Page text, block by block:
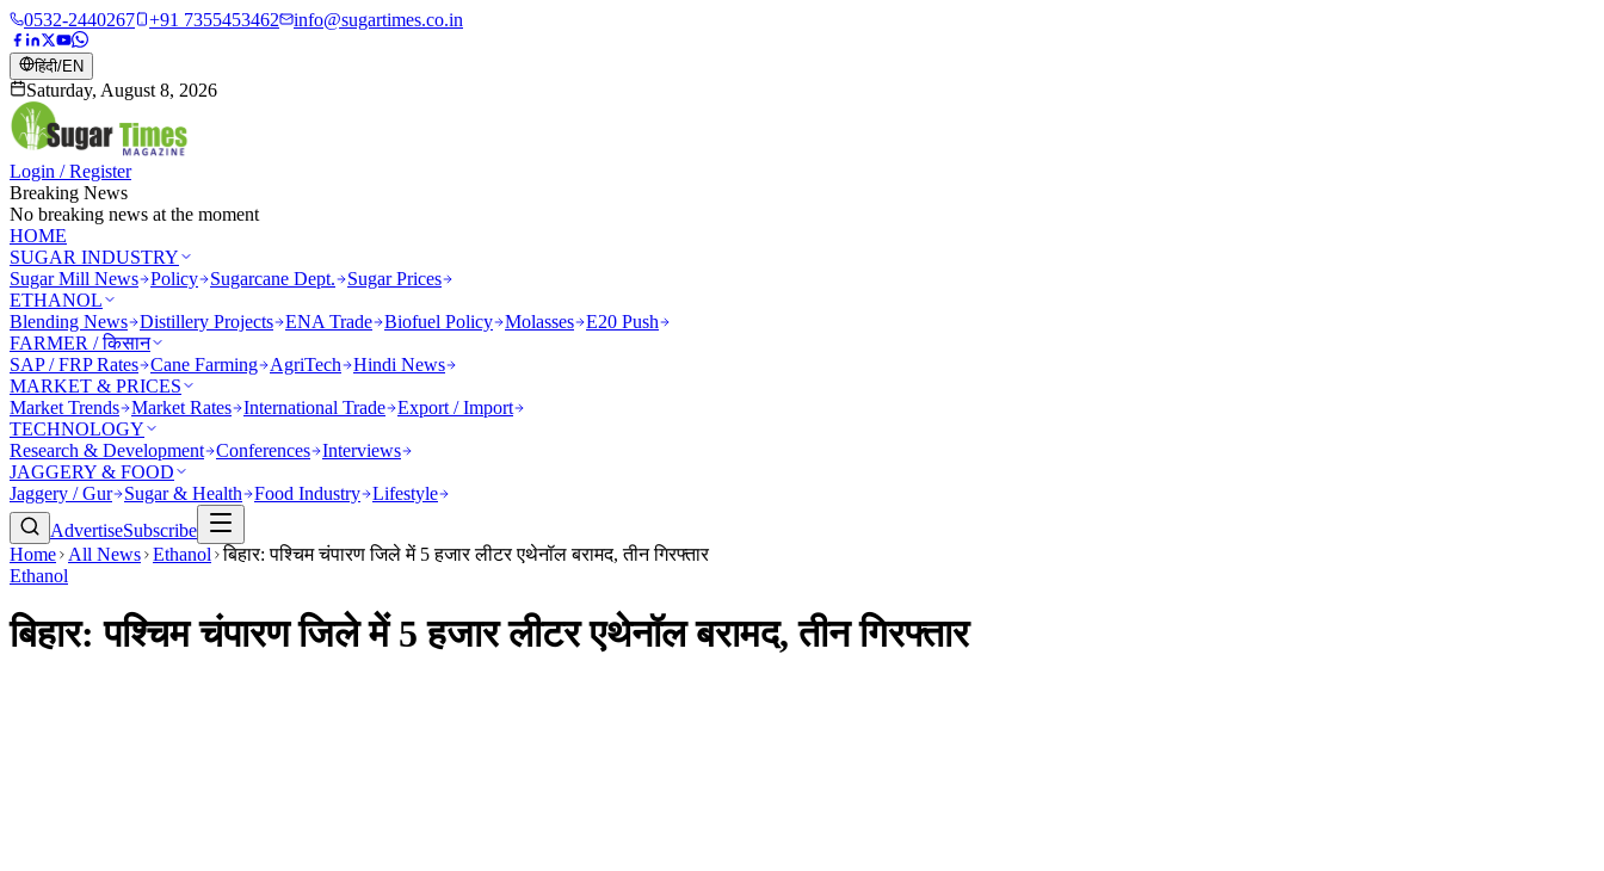
0532-2440267 +91 7355453462 info@sugartimes.co.in
हिंदी/EN
Saturday, August 8, 2026
Login / Register
Breaking News
No breaking news at the moment
HOME
SUGAR INDUSTRY
Sugar Mill News Policy Sugarcane Dept.
Sugar Prices
ETHANOL
Blending News Distillery Projects ENA Trade Biofuel Policy Molasses E20 Push
FARMER / किसान
SAP / FRP Rates Cane Farming AgriTech
Hindi News
MARKET & PRICES
Market Trends Market Rates International Trade Export / Import
TECHNOLOGY
Research & Development Conferences Interviews
JAGGERY & FOOD
Jaggery / Gur
Sugar & Health Food Industry Lifestyle
AdvertiseSubscribe
Home
All News Ethanol
बिहार: पश्चिम चंपारण जिले में 5 हजार लीटर एथेनॉल बरामद, तीन गिरफ्तार
Ethanol
बिहार: पश्चिम चंपारण जिले में 5 हजार लीटर एथेनॉल बरामद, तीन गिरफ्तार